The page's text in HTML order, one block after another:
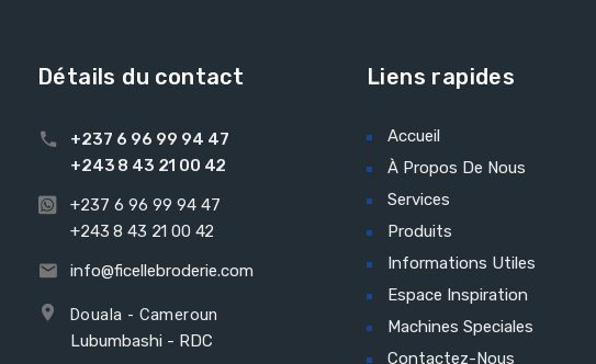
Détails du contact
+237 6 96 99 94 47
+243 8 43 21 00 42
+237 6 96 99 94 47
+243 8 43 21 00 42
info@ficellebroderie.com
Douala - Cameroun
Lubumbashi - RDC
Liens rapides
Accueil
À Propos De Nous
Services
Produits
Informations Utiles
Espace Inspiration
Machines Speciales
Contactez-Nous